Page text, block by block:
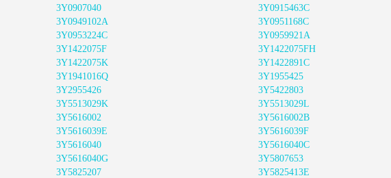
3Y0907040
3Y0915463C
3Y0949102A
3Y0951168C
3Y0953224C
3Y0959921A
3Y1422075F
3Y1422075FH
3Y1422075K
3Y1422891C
3Y1941016Q
3Y1955425
3Y2955426
3Y5422803
3Y5513029K
3Y5513029L
3Y5616002
3Y5616002B
3Y5616039E
3Y5616039F
3Y5616040
3Y5616040C
3Y5616040G
3Y5807653
3Y5825207
3Y5825413E